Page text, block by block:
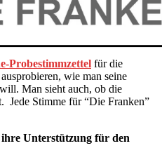
Probestimmzettel für die
wie man seine
Man sieht auch, ob die
Jede Stimme für “Die Franken”
Unterstützung für den